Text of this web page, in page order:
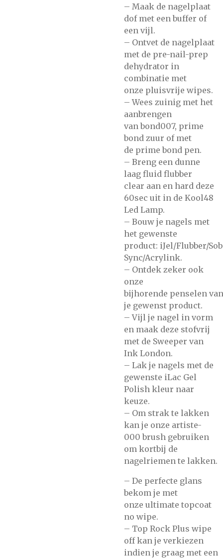
– Maak de nagelplaat
dof met een buffer of
een vijl.
– Ontvet de nagelplaat
met de pre-nail-prep
dehydrator in
combinatie met
onze pluisvrije wipes.
– Wees zuinig met het
aanbrengen
van bond007, prime
bond zuur of met
de prime bond pen.
– Breng een dunne
laag fluid flubber
clear aan en hard deze
60sec uit in de Kool48
Led Lamp.
– Bouw je nagels met
het gewenste
product: iJel/Flubber/
Sync/Acrylink.
– Ontdek zeker ook
onze
bijhorende penselen van
je gewenst product.
– Vijl je nagel in vorm
en maak deze stofvrij
met de Sweeper van
Ink London.
– Lak je nagels met de
gewenste iLac Gel
Polish kleur naar
keuze.
– Om strak te lakken
kan je onze artiste-
000 brush gebruiken
om kortbij de
nagelriemen te lakken.
– De perfecte glans
bekom je met
onze ultimate topcoat
no wipe.
– Top Rock Plus wipe
off kan je verkiezen
indien je graag met een